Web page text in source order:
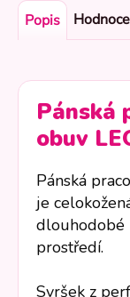
Popis
Pánská
obuv
Pánská
je
dlouhodobé
prostředí.
Svršek z